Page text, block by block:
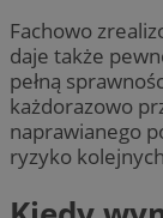
Fachowo
daje także
pełną
każdorazowo
naprawianego
ryzyko